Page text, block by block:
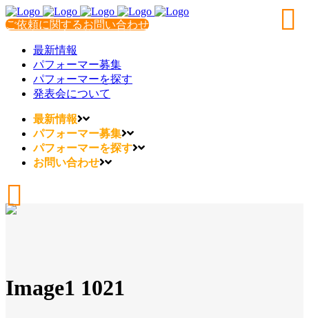
ご依頼に関するお問い合わせ
最新情報
パフォーマー募集
パフォーマーを探す
発表会について
最新情報
パフォーマー募集
パフォーマーを探す
お問い合わせ
Image1 1021